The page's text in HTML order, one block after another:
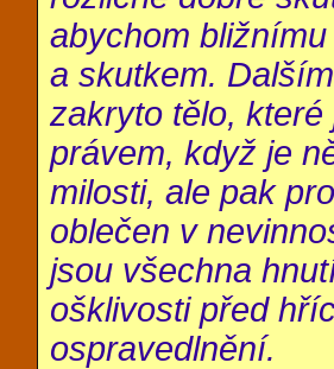
abychom
a skutkem.
zakryto tělo, které
právem, když je
milosti, ale pak
oblečen v
jsou všechna
ošklivosti před
ospravedlnění.